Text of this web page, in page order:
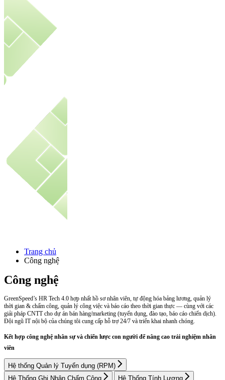
Trang chủ
Công nghệ
Công nghệ
GreenSpeed’s HR Tech 4.0 hợp nhất hồ sơ nhân viên, tự động hóa bảng lương, quản lý
thời gian & chấm công, quản lý công việc và báo cáo theo thời gian thực — cùng với các
giải pháp CNTT cho dự án bán hàng/marketing (tuyển dụng, đào tạo, báo cáo chiến dịch).
Đội ngũ IT nội bộ của chúng tôi cung cấp hỗ trợ 24/7 và triển khai nhanh chóng.
Kết hợp công nghệ nhân sự và chiến lược con người để nâng cao trải nghiệm nhân
viên
Hệ thống Quản lý Tuyển dụng (RPM)
Hệ Thống Ghi Nhận Chấm Công
Hệ Thống Tính Lương